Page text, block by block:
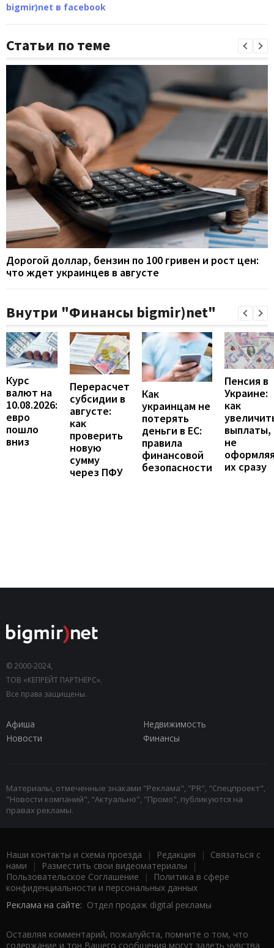
bigmir)net в facebook
Статьи по теме
Дорогой доллар, бензин по 100 гривен и рост цен:
что ждет украинцев в августе
Внутри "Финансы bigmir)net"
Курс
валют на
10.08.2026:
евро
пошло
вниз
Перерасчет
субсидии в
августе:
как
проверить
новую
сумму
через ПФУ
Как
украинцам не
потерять
деньги в ЕС:
правила
финансовой
безопасности
Пенсия в
Украине:
как
выплаты,
не
их сразу
© 2000-2024,
ТОВ «КЕПРЕЙТ ПАРТНЕРС».
Все права защищены.
Афиша
Недвижимость
Новости
Финансы
Материалы, отмеченные знаками "Реклама", "PR", "Спецпроект",
"Новости компаний", "Актуально", "Промо", публикуются на
правах рекламы.
Наши контакты и схема проезда | Редакция | Связаться с
нами | Разместить свои видеоматериалы |
Пользовательское Соглашение |
Политика в сфере
конфиденциальности и персональных данных
Реклама на сайте: Отдел продаж digital рекламы
Оставляя комментарий, пожалуйста, помните о том, что
содержание и тон Вашего сообщения могут задеть чувства